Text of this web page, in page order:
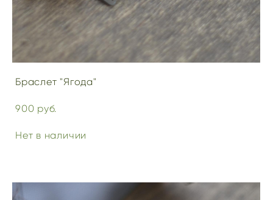
Браслет "Ягода"
900 pуб.
Нет в наличии